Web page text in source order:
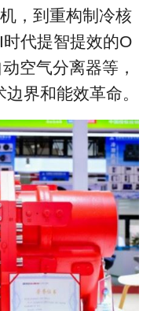
，到重构制冷核
代提智提效的O
空气分离器等，
界和能效革命。